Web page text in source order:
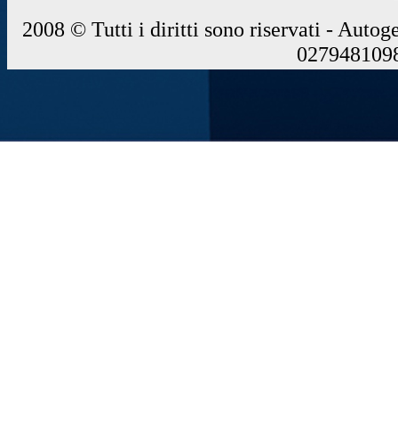
2008 © Tutti i diritti sono riservati -